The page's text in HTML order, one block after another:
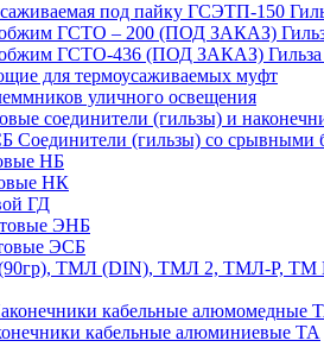
для термоусаживаемых муфт
уличного освещения
соединители (гильзы) и
Соединители (гильзы) со срывными
НБ
НК
ГД
ЭНБ
ЭСБ
кабельные алюмомедные
кабельные алюминиевые ТА